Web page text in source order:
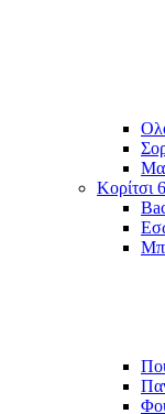
Κορίτσι